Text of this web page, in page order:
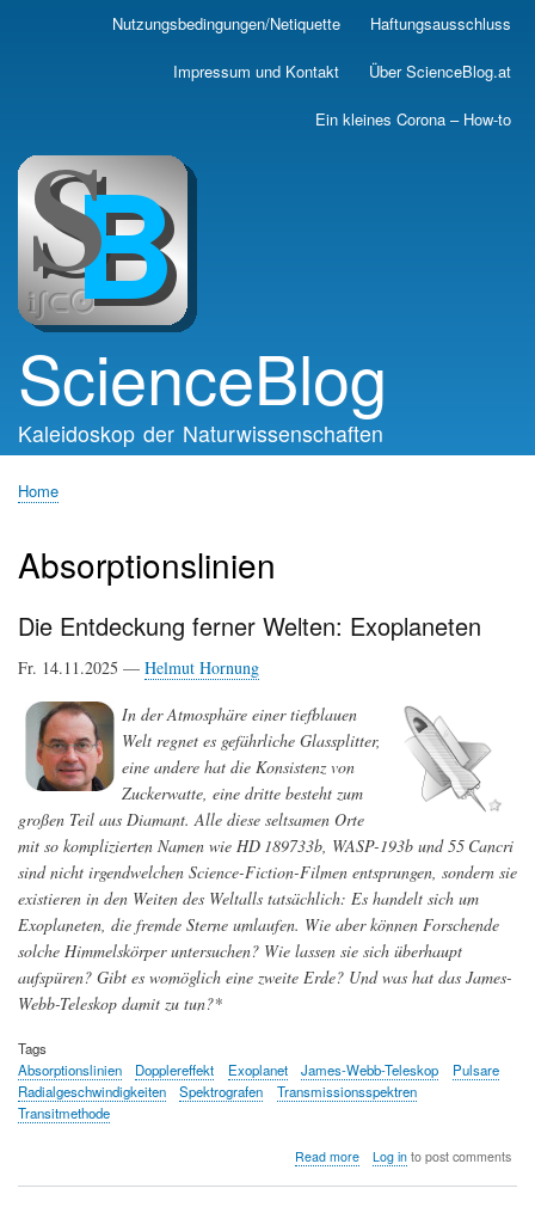
Skip
main
Nutzungsbedingungen/Netiquette Haftungsausschluss
Impressum und Kontakt Über ScienceBlog.at
Ein kleines Corona – How-to
ScienceBlog
Kaleidoskop der Naturwissenschaften
Home
Absorptionslinien
Die Entdeckung ferner Welten: Exoplaneten
Fr. 14.11.2025 — Helmut Hornung
In der Atmosphäre einer tiefblauen
Welt regnet es gefährliche Glassplitter,
eine andere hat die Konsistenz von
Zuckerwatte, eine dritte besteht zum
großen Teil aus Diamant. Alle diese seltsamen Orte
mit so komplizierten Namen wie HD 189733b, WASP-193b und 55 Cancri
sind nicht irgendwelchen Science-Fiction-Filmen entsprungen, sondern sie
existieren in den Weiten des Weltalls tatsächlich: Es handelt sich um
Exoplaneten, die fremde Sterne umlaufen. Wie aber können Forschende
solche Himmelskörper untersuchen? Wie lassen sie sich überhaupt
aufspüren? Gibt es womöglich eine zweite Erde? Und was hat das James-
Webb-Teleskop damit zu tun?*
Tags
Absorptionslinien
Dopplereffekt Exoplanet James-Webb-Teleskop
Pulsare
Radialgeschwindigkeiten
Spektrografen
Transmissionsspektren
Transitmethode
Read moreabout
Log into post comments